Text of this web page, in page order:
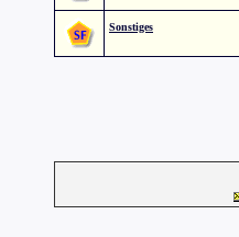
Sonstiges